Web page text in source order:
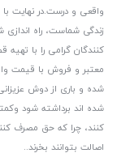
واقعی و درست.در نهایت
زندگی شماست، راه
کنندگان گرامی را با تهیه
معتبر و فروش با قیمت
شده و باری از دوش
شده اند برداشته شود
کنند، چرا که حق مصرف
اصالت بتوانند بخرند..